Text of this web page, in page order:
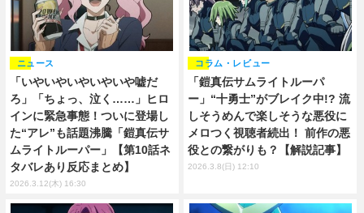
「いやいやいやいやいや嘘だ
ろ」「ちょっ、泣く……」ヒロ
インに緊急事態！ついに登場し
た“アレ”も話題沸騰「鎧真伝サ
ムライトルーパー」【第10話ネ
タバレあり反応まとめ】
ニュース
2026.3.12(木) 16:30
「鎧真伝サムライトルーパ
ー」“十勇士”がブレイク中!? 流
しそうめんで楽しそうな悪役に
メロつく視聴者続出！ 前作の悪
役との繋がりも？【解説記事】
コラム・レビュー
2026.3.8(日) 12:10